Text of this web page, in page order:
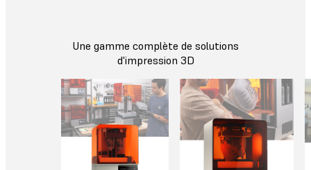
Une gamme complète de solutions
d'impression 3D